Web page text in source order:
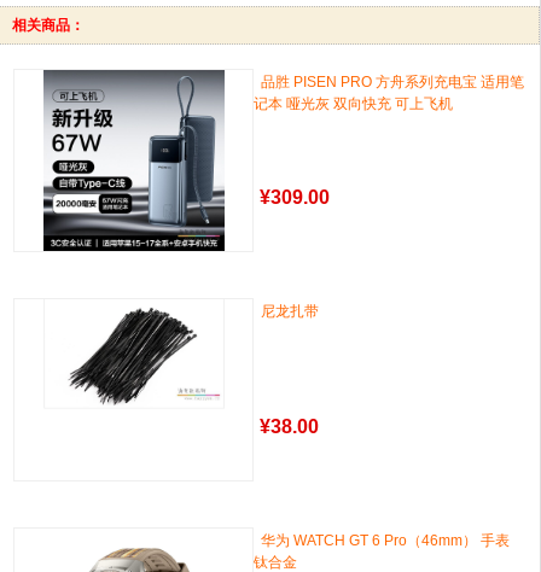
相关商品：
品胜 PISEN PRO 方舟系列充电宝 适用笔
记本 哑光灰 双向快充 可上飞机
¥309.00
尼龙扎带
¥38.00
华为 WATCH GT 6 Pro（46mm） 手表
钛合金